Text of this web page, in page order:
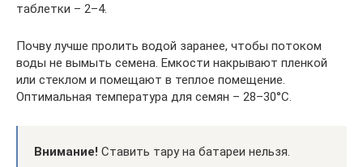
таблетки – 2–4.
Почву лучше пролить водой заранее, чтобы потоком
воды не вымыть семена. Емкости накрывают пленкой
или стеклом и помещают в теплое помещение.
Оптимальная температура для семян – 28–30°C.
Внимание! Ставить тару на батареи нельзя.